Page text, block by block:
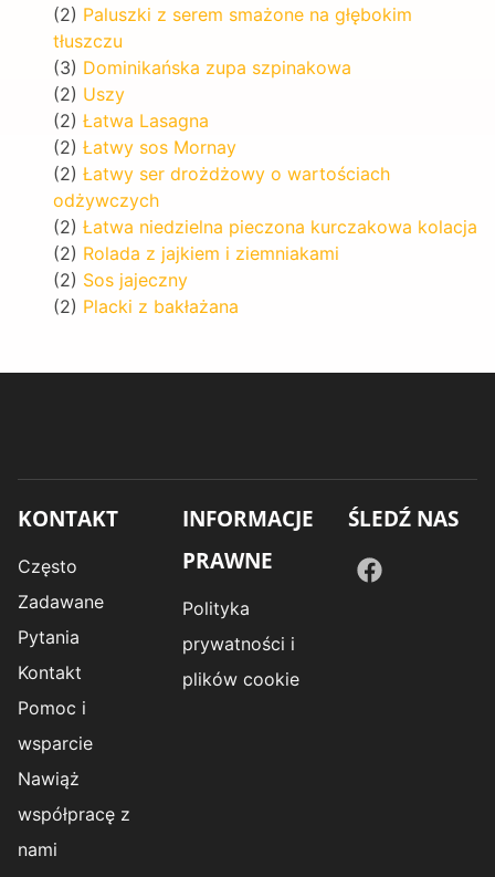
(2) Paluszki z serem smażone na głębokim
tłuszczu
(3) Dominikańska zupa szpinakowa
(2) Uszy
(2) Łatwa Lasagna
(2) Łatwy sos Mornay
(2) Łatwy ser drożdżowy o wartościach
odżywczych
(2) Łatwa niedzielna pieczona kurczakowa kolacja
(2) Rolada z jajkiem i ziemniakami
(2) Sos jajeczny
(2) Placki z bakłażana
KONTAKT
Często
Zadawane
Pytania
Kontakt
Pomoc i
wsparcie
Nawiąż
współpracę z
nami
INFORMACJE
PRAWNE
Polityka
prywatności i
plików cookie
ŚLEDŹ NAS